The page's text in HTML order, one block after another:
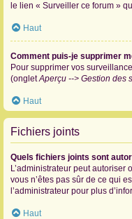
le lien « Surveiller ce forum »
Haut
Comment puis-je supprimer
Pour supprimer vos
(ongletAperçu --> Gestion des
Haut
Fichiers joints
Quels fichiers joints sont
L’administrateur peut autoriser
vous n’êtes pas sûr de ce qui
l’administrateur pour plus
Haut